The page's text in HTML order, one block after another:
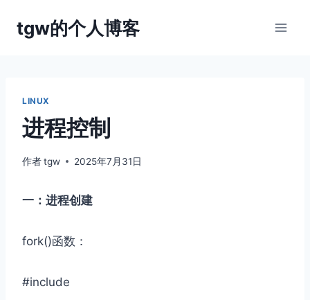
tgw的个人博客
LINUX
进程控制
作者tgw 2025年7月31日
一：进程创建
fork()函数：
#include